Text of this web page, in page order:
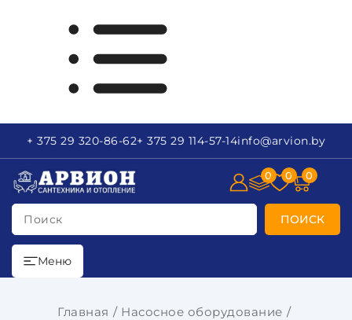
+ 375 29 320-86-62+ 375 29 114-57-14info@arvion.by
Поиск ПОИСК
0 0 0
Меню
Главная
Насосное оборудование